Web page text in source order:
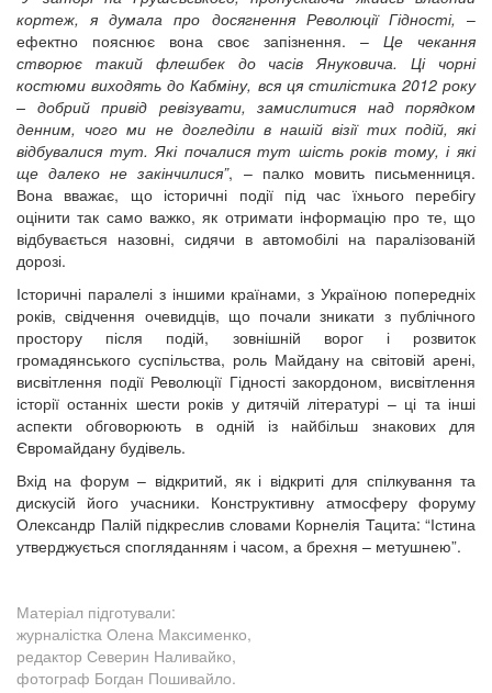
кортеж, я думала про досягнення Революції Гідності, –
ефектно пояснює вона своє запізнення. – Це чекання
створює такий флешбек до часів Януковича. Ці чорні
костюми виходять до Кабміну, вся ця стилістика 2012 року
– добрий привід ревізувати, замислитися над порядком
денним, чого ми не догледіли в нашій візії тих подій, які
відбувалися тут. Які почалися тут шість років тому, і які
ще далеко не закінчилися”, – палко мовить письменниця.
Вона вважає, що історичні події під час їхнього перебігу
оцінити так само важко, як отримати інформацію про те, що
відбувається назовні, сидячи в автомобілі на паралізованій
дорозі.
Історичні паралелі з іншими країнами, з Україною попередніх
років, свідчення очевидців, що почали зникати з публічного
простору після подій, зовнішній ворог і розвиток
громадянського суспільства, роль Майдану на світовій арені,
висвітлення події Революції Гідності закордоном, висвітлення
історії останніх шести років у дитячій літературі – ці та інші
аспекти обговорюють в одній із найбільш знакових для
Євромайдану будівель.
Вхід на форум – відкритий, як і відкриті для спілкування та
дискусій його учасники. Конструктивну атмосферу форуму
Олександр Палій підкреслив словами Корнелія Тацита: “Істина
утверджується спогляданням і часом, а брехня – метушнею”.
Матеріал підготували:
журналістка Олена Максименко,
редактор Северин Наливайко,
фотограф Богдан Пошивайло.